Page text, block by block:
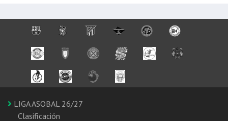
LIGA ASOBAL 26/27
Clasificación